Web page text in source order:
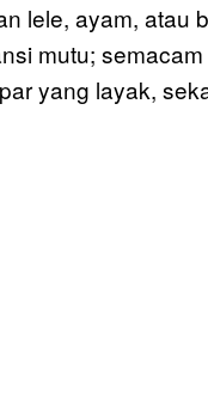
lele, ayam, atau
mutu;
yang layak,